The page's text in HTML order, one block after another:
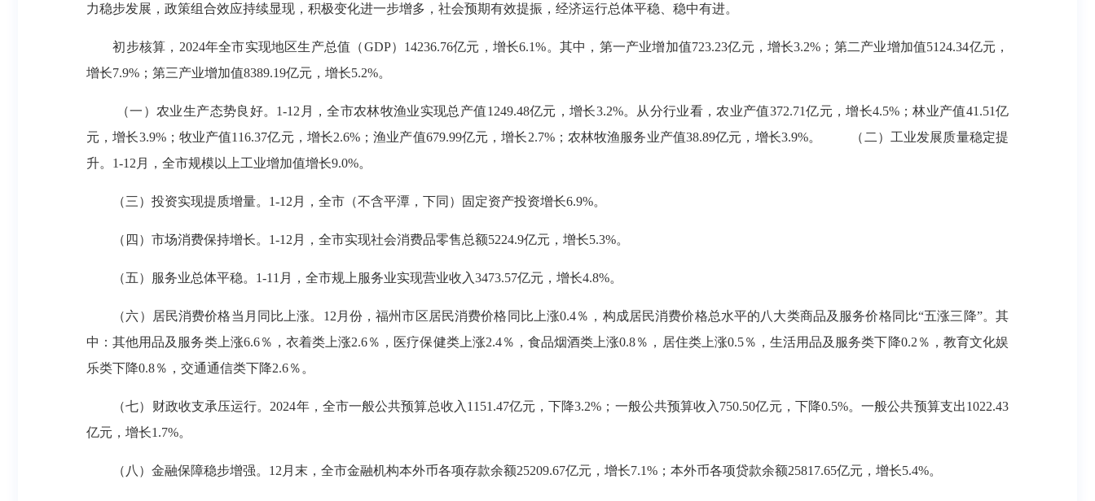
力稳步发展，政策组合效应持续显现，积极变化进一步增多，社会预期有效提振，经济运行总体平稳、稳中有进。
初步核算，2024年全市实现地区生产总值（GDP）14236.76亿元，增长6.1%。其中，第一产业增加值723.23亿元，增长3.2%；第二产业增加值5124.34亿元，
增长7.9%；第三产业增加值8389.19亿元，增长5.2%。
（一）农业生产态势良好。1-12月，全市农林牧渔业实现总产值1249.48亿元，增长3.2%。从分行业看，农业产值372.71亿元，增长4.5%；林业产值41.51亿
元，增长3.9%；牧业产值116.37亿元，增长2.6%；渔业产值679.99亿元，增长2.7%；农林牧渔服务业产值38.89亿元，增长3.9%。
（二）工业发展质量稳定提
升。1-12月，全市规模以上工业增加值增长9.0%。
（三）投资实现提质增量。1-12月，全市（不含平潭，下同）固定资产投资增长6.9%。
（四）市场消费保持增长。1-12月，全市实现社会消费品零售总额5224.9亿元，增长5.3%。
（五）服务业总体平稳。1-11月，全市规上服务业实现营业收入3473.57亿元，增长4.8%。
（六）居民消费价格当月同比上涨。12月份，福州市区居民消费价格同比上涨0.4％，构成居民消费价格总水平的八大类商品及服务价格同比“五涨三降”。其
中：其他用品及服务类上涨6.6％，衣着类上涨2.6％，医疗保健类上涨2.4％，食品烟酒类上涨0.8％，居住类上涨0.5％，生活用品及服务类下降0.2％，教育文化娱
乐类下降0.8％，交通通信类下降2.6％。
（七）财政收支承压运行。2024年，全市一般公共预算总收入1151.47亿元，下降3.2%；一般公共预算收入750.50亿元，下降0.5%。一般公共预算支出1022.43
亿元，增长1.7%。
（八）金融保障稳步增强。12月末，全市金融机构本外币各项存款余额25209.67亿元，增长7.1%；本外币各项贷款余额25817.65亿元，增长5.4%。